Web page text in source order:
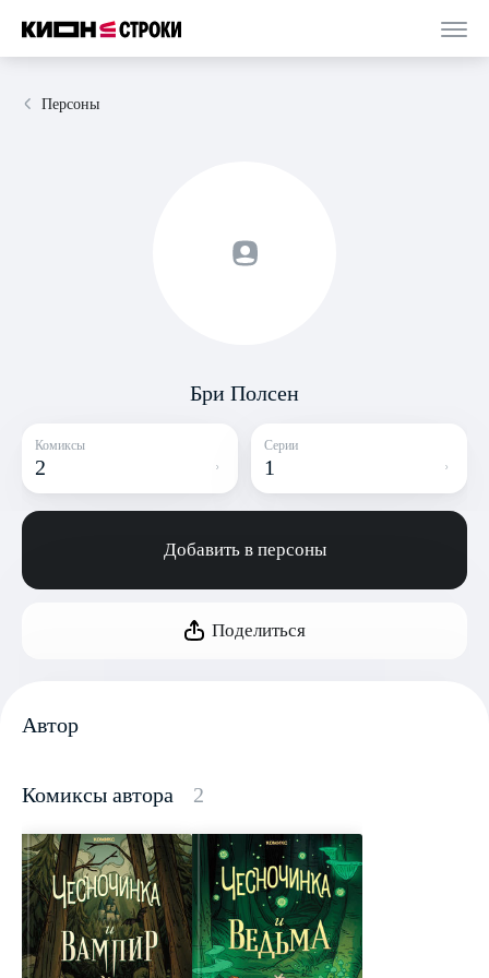
Персоны
Бри Полсен
Комиксы
2
Серии
1
Добавить в персоны
Поделиться
Автор
Комиксы автора 2